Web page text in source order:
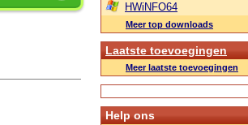
HWiNFO64
Meer top downloads
Laatste toevoegingen
Meer laatste toevoegingen
Help ons